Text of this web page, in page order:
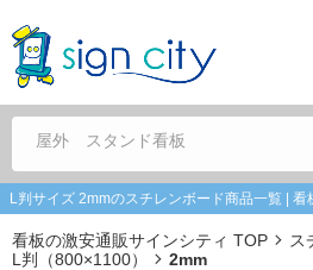
屋外 スタンド看板
L判サイズ 2mmのスチレンボード商品一覧 |
看板の激安通販サインシティ TOP
ス
L判（800×1100）
2mm